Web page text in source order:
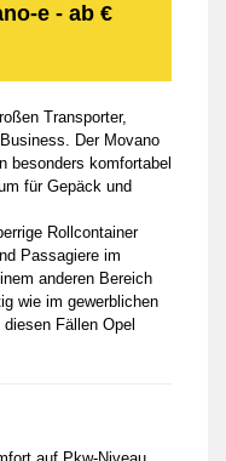
e - ab €
Transporter,
Der Movano
besonders komfortabel
für Gepäck und
Rollcontainer
Passagiere im
anderen Bereich
wie im gewerblichen
Fällen Opel